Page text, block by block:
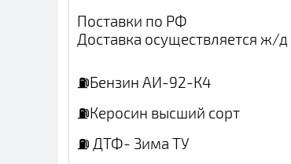
Поставки по РФ
Доставка осуществляется ж/
⛽️Бензин АИ-92-К4
⛽️Керосин высший сорт
⛽️ ДТФ- Зима ТУ